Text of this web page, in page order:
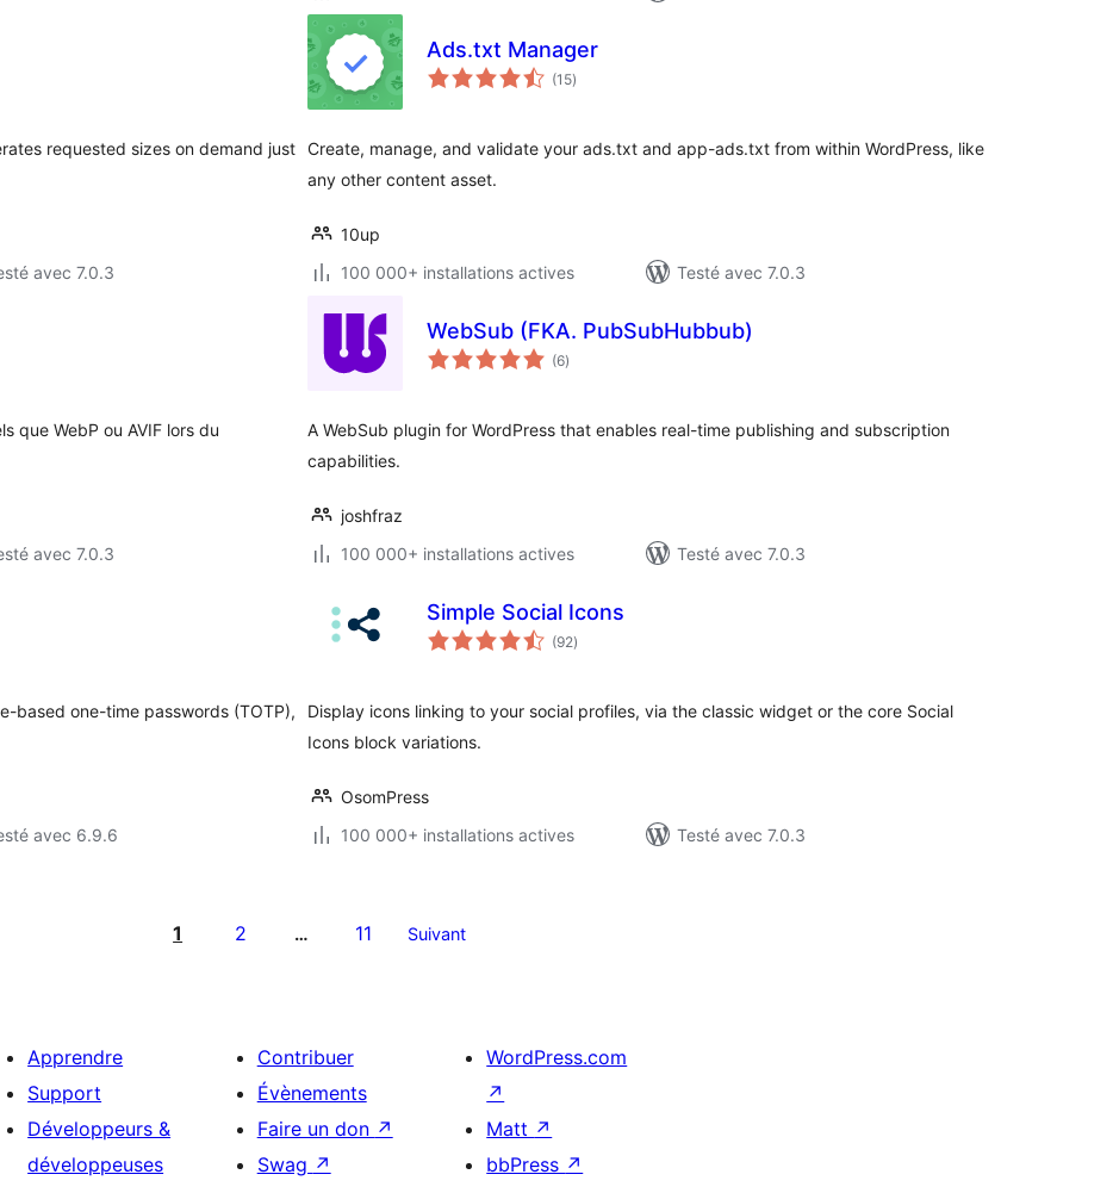
requested sizes on demand just
avec 7.0.3
Ads.txt Manager
(15notes
en
)
Create, manage, and validate your ads.txt and app-ads.txt from within WordPress, like
any other content asset.
10up
100 000+ installations actives
Testé avec 7.0.3
que WebP ou AVIF lors du
avec 7.0.3
WebSub (FKA. PubSubHubbub)
(6notes
en
)
A WebSub plugin for WordPress that enables real-time publishing and subscription
capabilities.
joshfraz
100 000+ installations actives
Testé avec 7.0.3
based one-time passwords (TOTP),
avec 6.9.6
Simple Social Icons
(92notes
en
)
Display icons linking to your social profiles, via the classic widget or the core Social
Icons block variations.
OsomPress
100 000+ installations actives
Testé avec 7.0.3
1 2 … 11 Suivant
Apprendre
Support
Développeurs &
développeuses
Contribuer
Évènements
Faire un don ↗
Swag ↗
WordPress.com
↗
Matt ↗
bbPress ↗